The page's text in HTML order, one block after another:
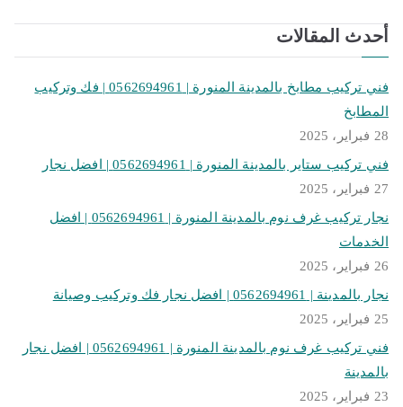
أحدث المقالات
فني تركيب مطابخ بالمدينة المنورة | 0562694961 | فك وتركيب
المطابخ
28 فبراير، 2025
فني تركيب ستاير بالمدينة المنورة | 0562694961 | افضل نجار
27 فبراير، 2025
نجار تركيب غرف نوم بالمدينة المنورة | 0562694961 | افضل
الخدمات
26 فبراير، 2025
نجار بالمدينة | 0562694961 | افضل نجار فك وتركيب وصيانة
25 فبراير، 2025
فني تركيب غرف نوم بالمدينة المنورة | 0562694961 | افضل نجار
بالمدينة
23 فبراير، 2025